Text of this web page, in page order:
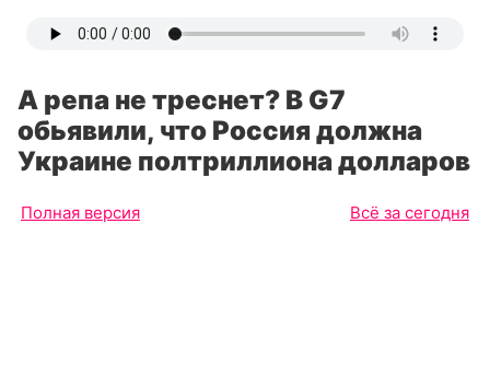
А репа не треснет? В G7
обьявили, что Россия должна
Украине полтриллиона долларов
Полная версия Всё за сегодня